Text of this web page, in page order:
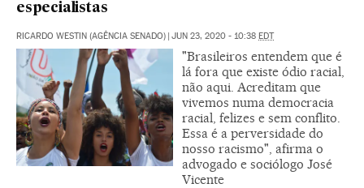
especialistas
RICARDO WESTIN (AGÊNCIA SENADO) | JUN 23, 2020 - 10:38 EDT
"Brasileiros entendem que é
lá fora que existe ódio racial,
não aqui. Acreditam que
vivemos numa democracia
racial, felizes e sem conflito.
Essa é a perversidade do
nosso racismo", afirma o
advogado e sociólogo José
Vicente